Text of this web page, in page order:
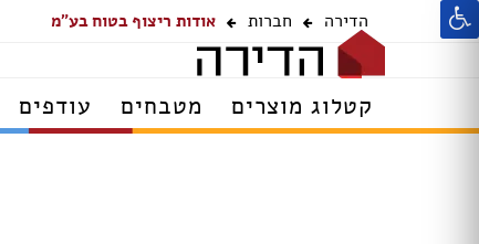
הדירה חברות אודות ריצוף בטוח בע"מ
קטלוג מוצרים מטבחים עודפים